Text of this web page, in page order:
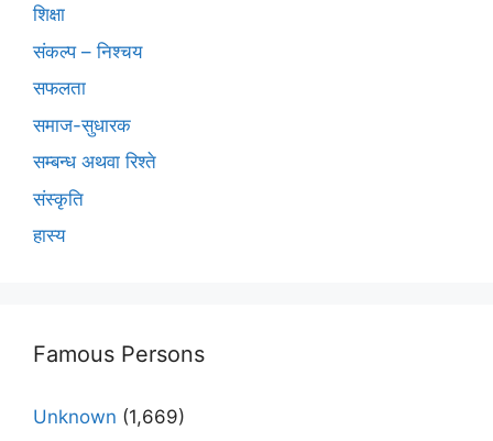
शिक्षा
संकल्प – निश्चय
सफलता
समाज-सुधारक
सम्बन्ध अथवा रिश्ते
संस्कृति
हास्य
Famous Persons
Unknown (1,669)